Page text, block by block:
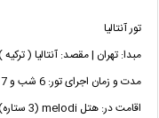
تور آنتالیا
مبدا: تهران | مقصد: آنتالیا ( ترکیه )
مدت و زمان اجرای تور: 6 شب و 7 روز در تابستان 1403
اقامت در: هتل melodi (3 ستاره)